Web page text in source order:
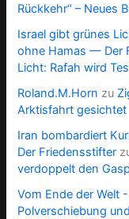
Rückkehr“ – Neues
Israel gibt grünes
ohne Hamas — Der
Licht: Rafah wird
Roland.M.Horn zu
Arktisfahrt gesichtet
Iran bombardiert
Der Friedensstifter
verdoppelt den
Vom Ende der Welt
Polverschiebung